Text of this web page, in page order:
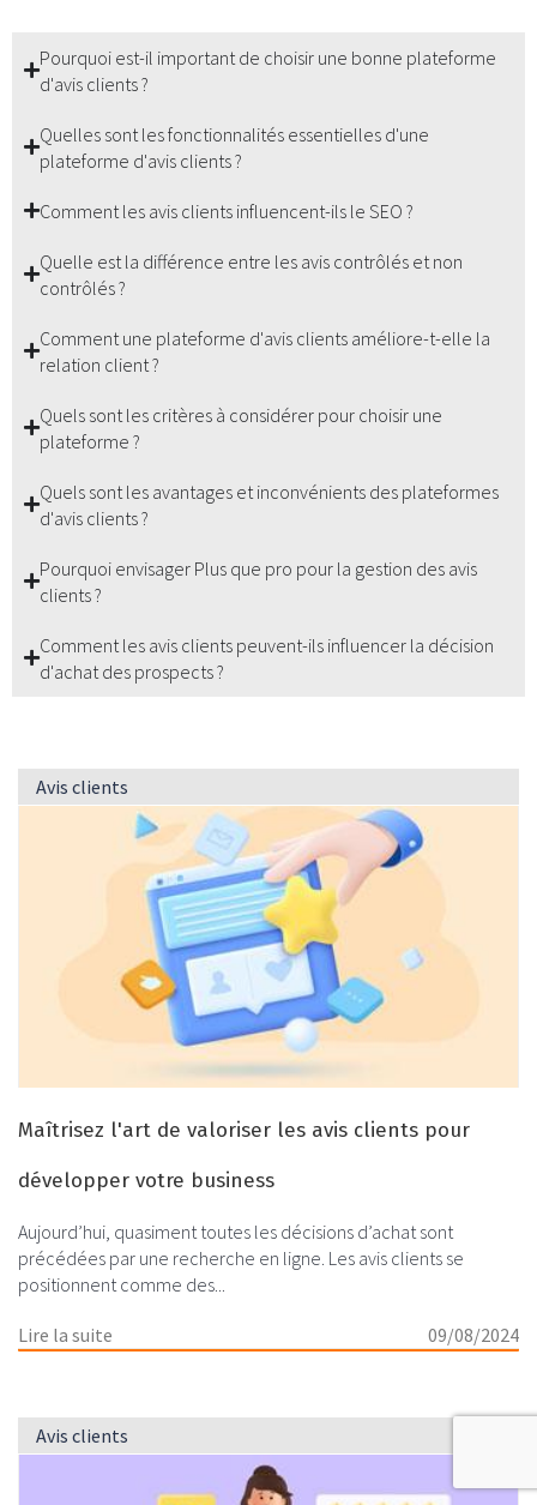
Pourquoi est-il important de choisir une bonne plateforme
d'avis clients ?
Quelles sont les fonctionnalités essentielles d'une
plateforme d'avis clients ?
Comment les avis clients influencent-ils le SEO ?
Quelle est la différence entre les avis contrôlés et non
contrôlés ?
Comment une plateforme d'avis clients améliore-t-elle la
relation client ?
Quels sont les critères à considérer pour choisir une
plateforme ?
Quels sont les avantages et inconvénients des plateformes
d'avis clients ?
Pourquoi envisager Plus que pro pour la gestion des avis
clients ?
Comment les avis clients peuvent-ils influencer la décision
d'achat des prospects ?
Avis clients
Maîtrisez l'art de valoriser les avis clients pour
développer votre business
Aujourd’hui, quasiment toutes les décisions d’achat sont
précédées par une recherche en ligne. Les avis clients se
positionnent comme des...
Lire la suite 09/08/2024
Avis clients